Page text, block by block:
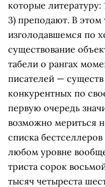
которые
3) преподают. В
изголодавшемся по
существование
табели о рангах
писателей —
конкурентных по
первую очередь
возможно мериться
списка
любом уровне
триста сорок
тысяч четыреста